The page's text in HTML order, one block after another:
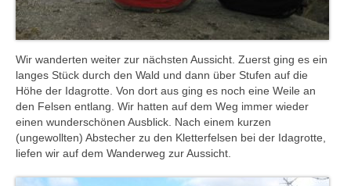
Wir wanderten weiter zur nächsten Aussicht. Zuerst ging es ein
langes Stück durch den Wald und dann über Stufen auf die
Höhe der Idagrotte. Von dort aus ging es noch eine Weile an
den Felsen entlang. Wir hatten auf dem Weg immer wieder
einen wunderschönen Ausblick. Nach einem kurzen
(ungewollten) Abstecher zu den Kletterfelsen bei der Idagrotte,
liefen wir auf dem Wanderweg zur Aussicht.